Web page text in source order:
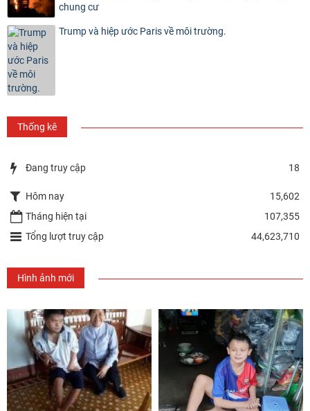
chung cư
Trump và hiệp ước Paris về môi trường.
Thống kê
Đang truy cập 18
Hôm nay
15,602
Tháng hiện tại
107,355
Tổng lượt truy cập
44,623,710
Hình ảnh mới